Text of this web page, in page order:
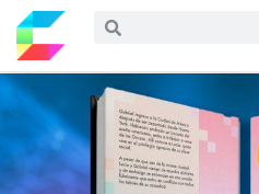
contenido
Buscar